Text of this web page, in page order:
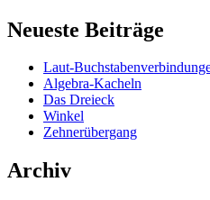
Neueste Beiträge
Laut-
Algebra-Kacheln
Das Dreieck
Winkel
Zehnerübergang
Archiv